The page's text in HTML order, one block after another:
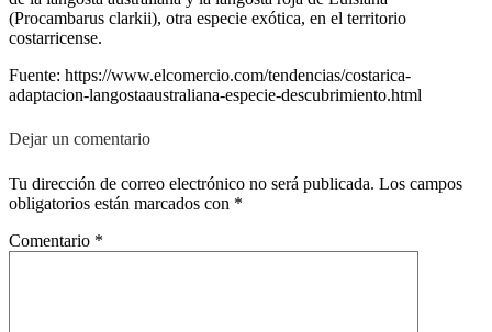
(Procambarus clarkii), otra especie exótica, en el territorio
costarricense.
Fuente: https://www.elcomercio.com/tendencias/costarica-
adaptacion-langostaaustraliana-especie-descubrimiento.html
Dejar un comentario
Tu dirección de correo electrónico no será publicada. Los campos
obligatorios están marcados con *
Comentario *